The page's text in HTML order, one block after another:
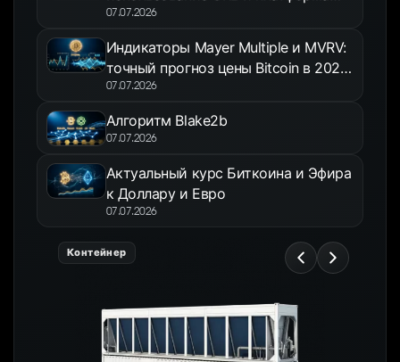
OKX Jumpstart в 2026 году
07.07.2026
Индикаторы Mayer Multiple и MVRV:
точный прогноз цены Bitcoin в 2026
году
07.07.2026
Алгоритм Blake2b
07.07.2026
Актуальный курс Биткоина и Эфира
к Доллару и Евро
07.07.2026
Контейнер